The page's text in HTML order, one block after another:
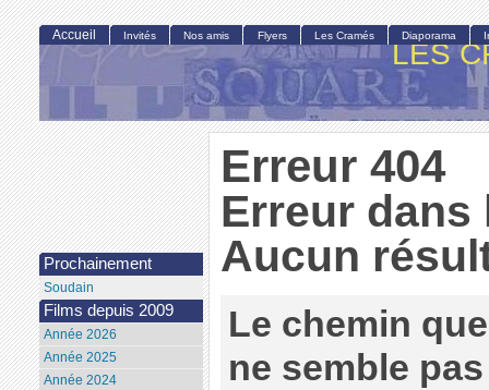
LES
Erreur 404
Erreur dans
Aucun
Le chemin
ne semble
Accueil Invités Nos amis Flyers Les Cramés Diaporama
Prochainement
Soudain
Films depuis 2009
Année 2026
Année 2025
Année 2024